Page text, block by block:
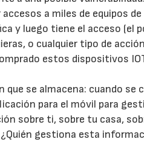
a miles de equipos
y luego tiene el acceso (el
o cualquier tipo de
estos dispositivos
se almacena: cuando se
para el móvil para
sobre ti, sobre tu casa,
gestiona esta